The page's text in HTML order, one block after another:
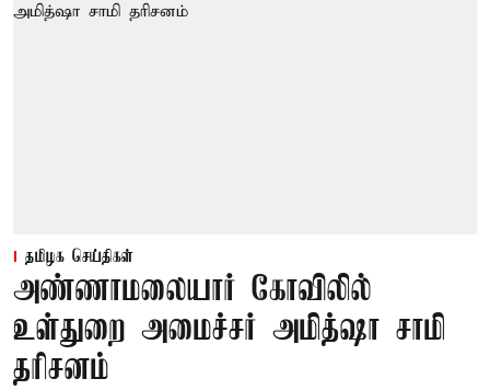
தமிழக செய்திகள்
அண்ணாமலையார் கோவிலில்
உள்துறை அமைச்சர் அமித்ஷா சாமி
தரிசனம்